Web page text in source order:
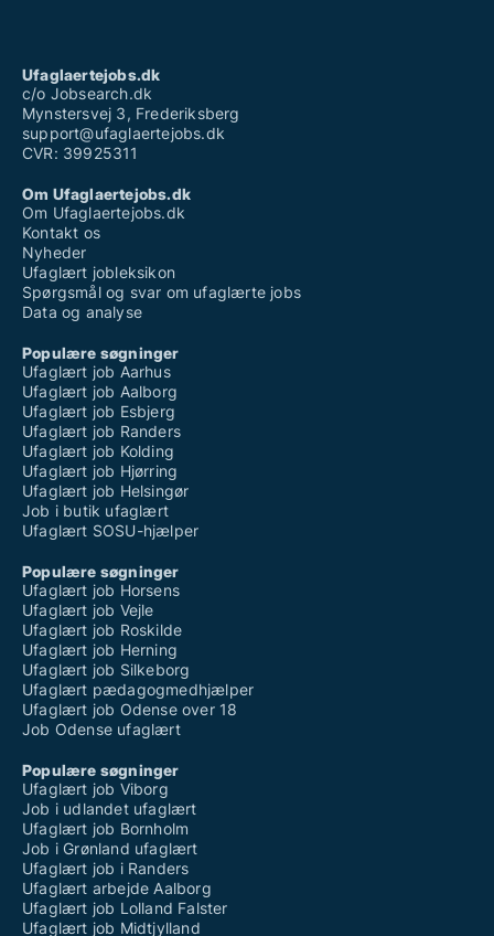
Vikar ufaglært plejehjem løn
Vikarbureau odense ufaglært
Ufaglaertejobs.dk
c/o Jobsearch.dk
Mynstersvej 3, Frederiksberg
support@ufaglaertejobs.dk
CVR: 39925311
Om Ufaglaertejobs.dk
Om Ufaglaertejobs.dk
Kontakt os
Nyheder
Ufaglært jobleksikon
Spørgsmål og svar om ufaglærte jobs
Data og analyse
Populære søgninger
Ufaglært job Aarhus
Ufaglært job Aalborg
Ufaglært job Esbjerg
Ufaglært job Randers
Ufaglært job Kolding
Ufaglært job Hjørring
Ufaglært job Helsingør
Job i butik ufaglært
Ufaglært SOSU-hjælper
Populære søgninger
Ufaglært job Horsens
Ufaglært job Vejle
Ufaglært job Roskilde
Ufaglært job Herning
Ufaglært job Silkeborg
Ufaglært pædagogmedhjælper
Ufaglært job Odense over 18
Job Odense ufaglært
Populære søgninger
Ufaglært job Viborg
Job i udlandet ufaglært
Ufaglært job Bornholm
Job i Grønland ufaglært
Ufaglært job i Randers
Ufaglært arbejde Aalborg
Ufaglært job Lolland Falster
Ufaglært job Midtjylland